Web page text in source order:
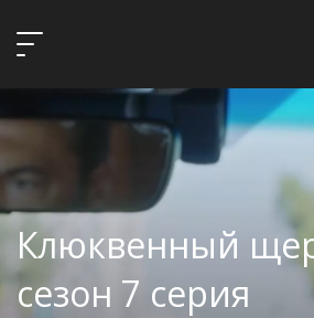
Клюквенный
сезон 7 серия